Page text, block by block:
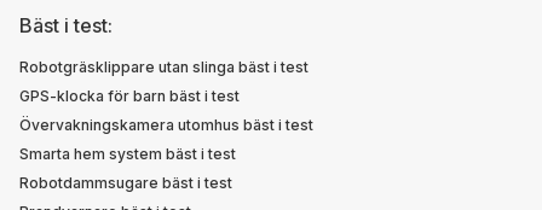
Bäst i test:
Robotgräsklippare utan slinga bäst i test
GPS-klocka för barn bäst i test
Övervakningskamera utomhus bäst i test
Smarta hem system bäst i test
Robotdammsugare bäst i test